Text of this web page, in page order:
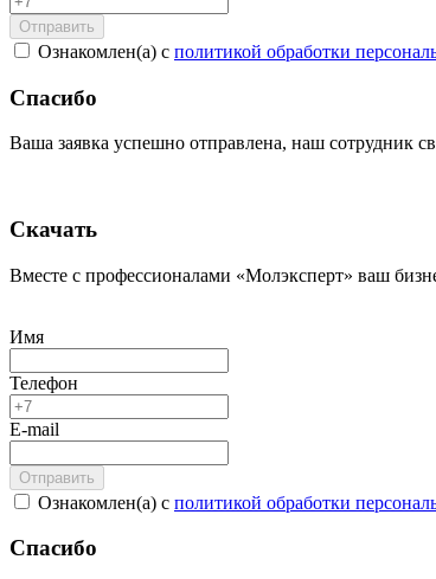
Ознакомлен(а) с политикой обработки
Спасибо
Ваша заявка успешно отправлена, наш сотрудник
Скачать
Вместе с профессионалами «Молэксперт» ваш
Имя
Телефон
E-mail
Ознакомлен(а) с политикой обработки
Спасибо